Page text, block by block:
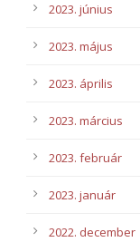
2023. június
2023. május
2023. április
2023. március
2023. február
2023. január
2022. december